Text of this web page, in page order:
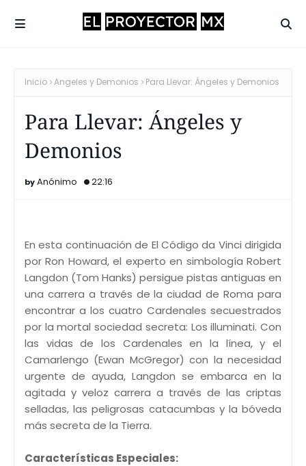
Inicio Angeles y Demonios Para Llevar: Ángeles y Demonios
Para Llevar: Ángeles y
Demonios
Anónimo 22:16
En esta continuación de El Código da Vinci dirigida
por Ron Howard, el experto en simbología Robert
Langdon (Tom Hanks) persigue pistas antiguas en
una carrera a través de la ciudad de Roma para
encontrar a los cuatro Cardenales secuestrados
por la mortal sociedad secreta: Los illuminati. Con
las vidas de los Cardenales en la línea, y el
Camarlengo (Ewan McGregor) con la necesidad
urgente de ayuda, Langdon se embarca en la
agitada y veloz carrera a través de las criptas
selladas, las peligrosas catacumbas y la bóveda
más secreta de la Tierra.
Características Especiales: